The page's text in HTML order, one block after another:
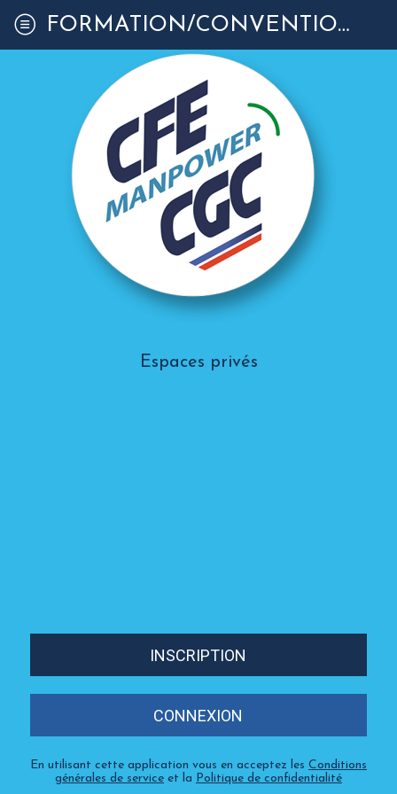
FORMATION/CONVENTION
Espaces privés
INSCRIPTION
CONNEXION
En utilisant cette application vous en acceptez les Conditions
générales de service et la Politique de confidentialité